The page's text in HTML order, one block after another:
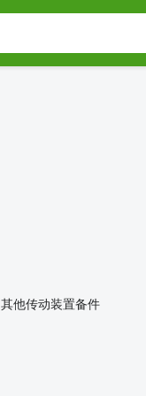
其他传动装置备件